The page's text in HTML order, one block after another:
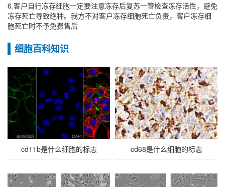
6.客户自行冻存细胞一定要注意冻存后复苏一管检查冻存活性，避免
冻存死亡导致绝种。我方不对客户冻存细胞死亡负责，客户冻存细
胞死亡时不予免费售后
细胞百科知识
cd11b是什么细胞的标志 cd68是什么细胞的标志